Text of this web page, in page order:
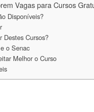
Vagas para Cursos
Disponíveis?
Destes Cursos?
o Senac
Melhor o Curso